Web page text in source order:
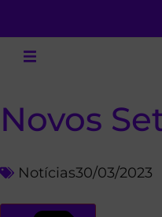
Novos
Notícias30/03/2023